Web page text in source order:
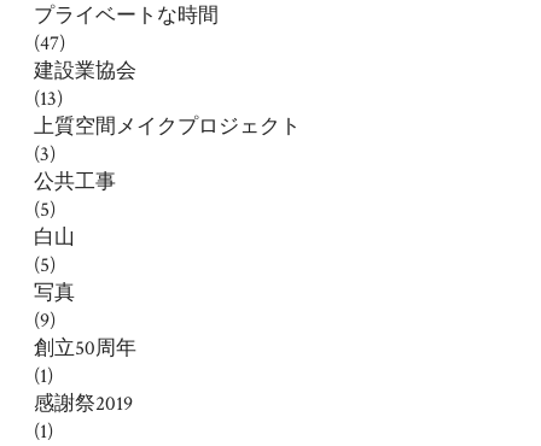
プライベートな時間
(47)
建設業協会
(13)
上質空間メイクプロジェクト
(3)
公共工事
(5)
白山
(5)
写真
(9)
創立50周年
(1)
感謝祭2019
(1)